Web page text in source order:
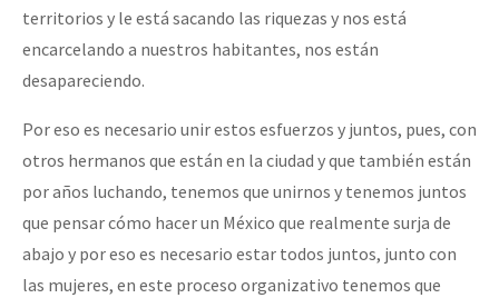
territorios y le está sacando las riquezas y nos está
encarcelando a nuestros habitantes, nos están
desapareciendo.
Por eso es necesario unir estos esfuerzos y juntos, pues, con
otros hermanos que están en la ciudad y que también están
por años luchando, tenemos que unirnos y tenemos juntos
que pensar cómo hacer un México que realmente surja de
abajo y por eso es necesario estar todos juntos, junto con
las mujeres, en este proceso organizativo tenemos que